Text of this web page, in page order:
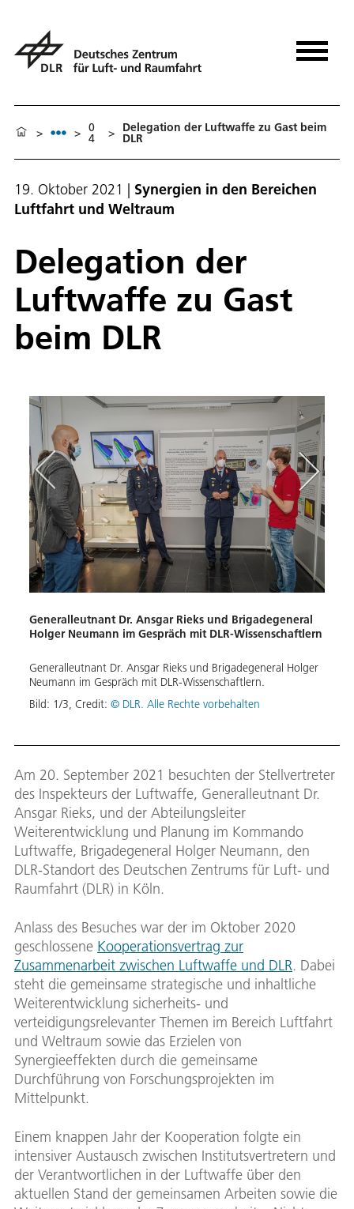
> > 0
4 > Delegation der Luftwaffe zu Gast beim
DLR
19. Oktober 2021 | Synergien in den Bereichen
Luftfahrt und Weltraum
Delegation der
Luftwaffe zu Gast
beim DLR
Generalleutnant Dr. Ansgar Rieks und Brigadegeneral
Holger Neumann im Gespräch mit DLR-Wissenschaftlern
Generalleutnant Dr. Ansgar Rieks und Brigadegeneral Holger
Neumann im Gespräch mit DLR-Wissenschaftlern.
Bild: 1/3, Credit: © DLR. Alle Rechte vorbehalten
Am 20. September 2021 besuchten der Stellvertreter
des Inspekteurs der Luftwaffe, Generalleutnant Dr.
Ansgar Rieks, und der Abteilungsleiter
Weiterentwicklung und Planung im Kommando
Luftwaffe, Brigadegeneral Holger Neumann, den
DLR-Standort des Deutschen Zentrums für Luft- und
Raumfahrt (DLR) in Köln.
Anlass des Besuches war der im Oktober 2020
geschlossene Kooperationsvertrag zur
Zusammenarbeit zwischen Luftwaffe und DLR. Dabei
steht die gemeinsame strategische und inhaltliche
Weiterentwicklung sicherheits- und
verteidigungsrelevanter Themen im Bereich Luftfahrt
und Weltraum sowie das Erzielen von
Synergieeffekten durch die gemeinsame
Durchführung von Forschungsprojekten im
Mittelpunkt.
Einem knappen Jahr der Kooperation folgte ein
intensiver Austausch zwischen Institutsvertretern und
der Verantwortlichen in der Luftwaffe über den
aktuellen Stand der gemeinsamen Arbeiten sowie die